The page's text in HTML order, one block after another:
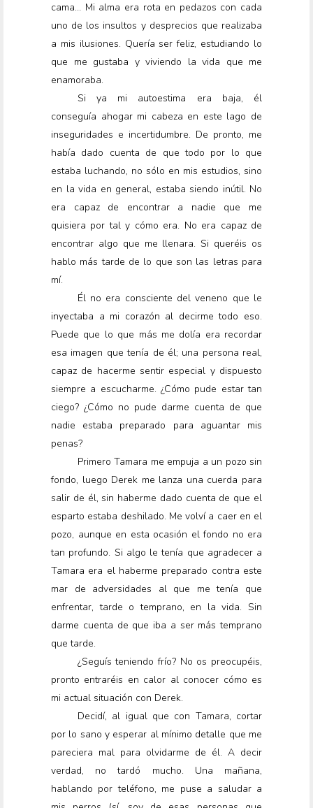
cama… Mi alma era rota en pedazos con cada
uno de los insultos y desprecios que realizaba
a mis ilusiones. Quería ser feliz, estudiando lo
que me gustaba y viviendo la vida que me
enamoraba.
Si ya mi autoestima era baja, él
conseguía ahogar mi cabeza en este lago de
inseguridades e incertidumbre. De pronto, me
había dado cuenta de que todo por lo que
estaba luchando, no sólo en mis estudios, sino
en la vida en general, estaba siendo inútil. No
era capaz de encontrar a nadie que me
quisiera por tal y cómo era. No era capaz de
encontrar algo que me llenara. Si queréis os
hablo más tarde de lo que son las letras para
mí.
Él no era consciente del veneno que le
inyectaba a mi corazón al decirme todo eso.
Puede que lo que más me dolía era recordar
esa imagen que tenía de él; una persona real,
capaz de hacerme sentir especial y dispuesto
siempre a escucharme. ¿Cómo pude estar tan
ciego? ¿Cómo no pude darme cuenta de que
nadie estaba preparado para aguantar mis
penas?
Primero Tamara me empuja a un pozo sin
fondo, luego Derek me lanza una cuerda para
salir de él, sin haberme dado cuenta de que el
esparto estaba deshilado. Me volví a caer en el
pozo, aunque en esta ocasión el fondo no era
tan profundo. Si algo le tenía que agradecer a
Tamara era el haberme preparado contra este
mar de adversidades al que me tenía que
enfrentar, tarde o temprano, en la vida. Sin
darme cuenta de que iba a ser más temprano
que tarde.
¿Seguís teniendo frío? No os preocupéis,
pronto entraréis en calor al conocer cómo es
mi actual situación con Derek.
Decidí, al igual que con Tamara, cortar
por lo sano y esperar al mínimo detalle que me
pareciera mal para olvidarme de él. A decir
verdad, no tardó mucho. Una mañana,
hablando por teléfono, me puse a saludar a